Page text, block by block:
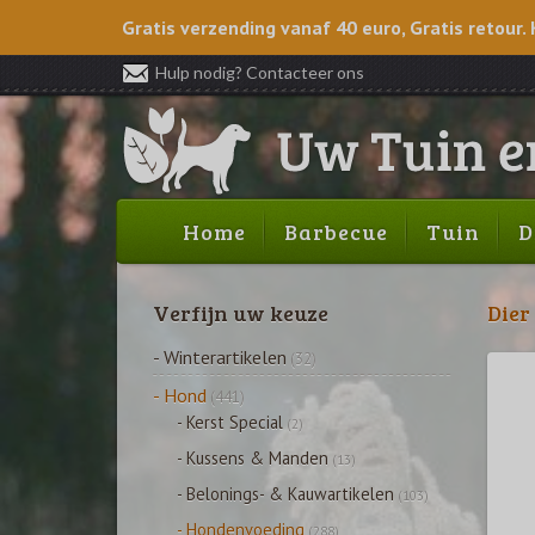
Gratis verzending vanaf 40 euro, Gratis retour.
Hulp nodig? Contacteer ons
Home Barbecue Tuin
Dier
Verfijn uw keuze
- Winterartikelen (32)
- Hond (441)
- Kerst Special (2)
- Kussens & Manden (13)
- Belonings- & Kauwartikelen (103)
- Hondenvoeding (288)